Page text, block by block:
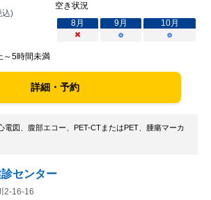
込)
空き状況
8月 9月 10月
×
○ ○
～5時間未満
詳細・予約
電図、腹部エコー、PET-CTまたはPET、腫瘍マーカ
センター
2-16-16